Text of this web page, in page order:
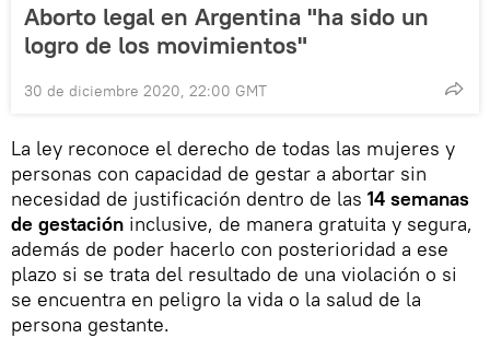
Aborto legal en Argentina "ha sido un
logro de los movimientos"
30 de diciembre 2020, 22:00 GMT
La ley reconoce el derecho de todas las mujeres y
personas con capacidad de gestar a abortar sin
necesidad de justificación dentro de las 14 semanas
de gestación inclusive, de manera gratuita y segura,
además de poder hacerlo con posterioridad a ese
plazo si se trata del resultado de una violación o si
se encuentra en peligro la vida o la salud de la
persona gestante.